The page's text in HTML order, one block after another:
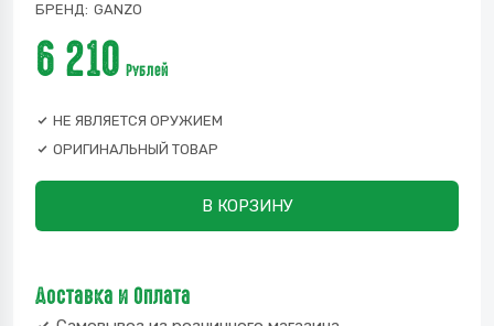
БРЕНД: GANZO
6 210 Рублей
НЕ ЯВЛЯЕТСЯ ОРУЖИЕМ
ОРИГИНАЛЬНЫЙ ТОВАР
В КОРЗИНУ
Доставка и Оплата